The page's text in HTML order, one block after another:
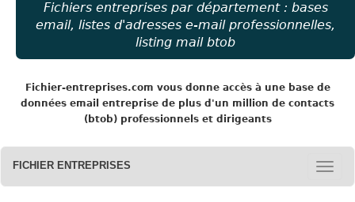
Fichiers entreprises par département : bases
email, listes d'adresses e-mail professionnelles,
listing mail btob
Fichier-entreprises.com vous donne accès à une base de
données email entreprise de plus d'un million de contacts
(btob) professionnels et dirigeants
FICHIER ENTREPRISES